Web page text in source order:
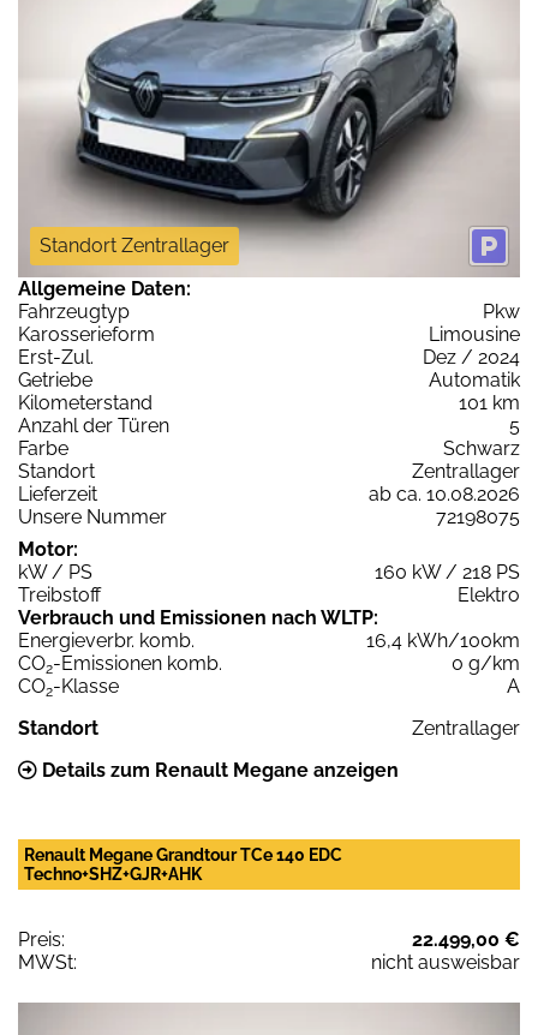
Standort Zentrallager
Allgemeine Daten:
Fahrzeugtyp
Pkw
Karosserieform
Limousine
Erst-Zul.
Dez / 2024
Getriebe
Automatik
Kilometerstand
101 km
Anzahl der Türen
5
Farbe
Schwarz
Standort
Zentrallager
Lieferzeit
ab ca. 10.08.2026
Unsere Nummer
72198075
Motor:
kW / PS
160 kW / 218 PS
Treibstoff
Elektro
Verbrauch und Emissionen nach WLTP:
Energieverbr. komb.
16,4 kWh/100km
CO2-Emissionen komb.
0 g/km
CO2-Klasse
A
Standort
Zentrallager
Details zum Renault Megane anzeigen
Renault Megane Grandtour TCe 140 EDC
Techno+SHZ+GJR+AHK
Preis:
22.499,00 €
MWSt:
nicht ausweisbar